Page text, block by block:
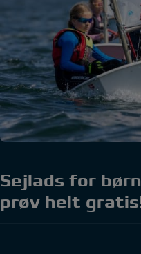
Sejlads for
prøv helt